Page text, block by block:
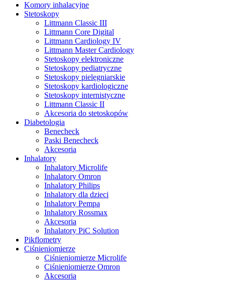
Komory inhalacyjne
Stetoskopy
Littmann Classic III
Littmann Core Digital
Littmann Cardiology IV
Littmann Master Cardiology
Stetoskopy elektroniczne
Stetoskopy pediatryczne
Stetoskopy pielęgniarskie
Stetoskopy kardiologiczne
Stetoskopy internistyczne
Littmann Classic II
Akcesoria do stetoskopów
Diabetologia
Benecheck
Paski Benecheck
Akcesoria
Inhalatory
Inhalatory Microlife
Inhalatory Omron
Inhalatory Philips
Inhalatory dla dzieci
Inhalatory Pempa
Inhalatory Rossmax
Akcesoria
Inhalatory PiC Solution
Pikflometry
Ciśnieniomierze
Ciśnieniomierze Microlife
Ciśnieniomierze Omron
Akcesoria